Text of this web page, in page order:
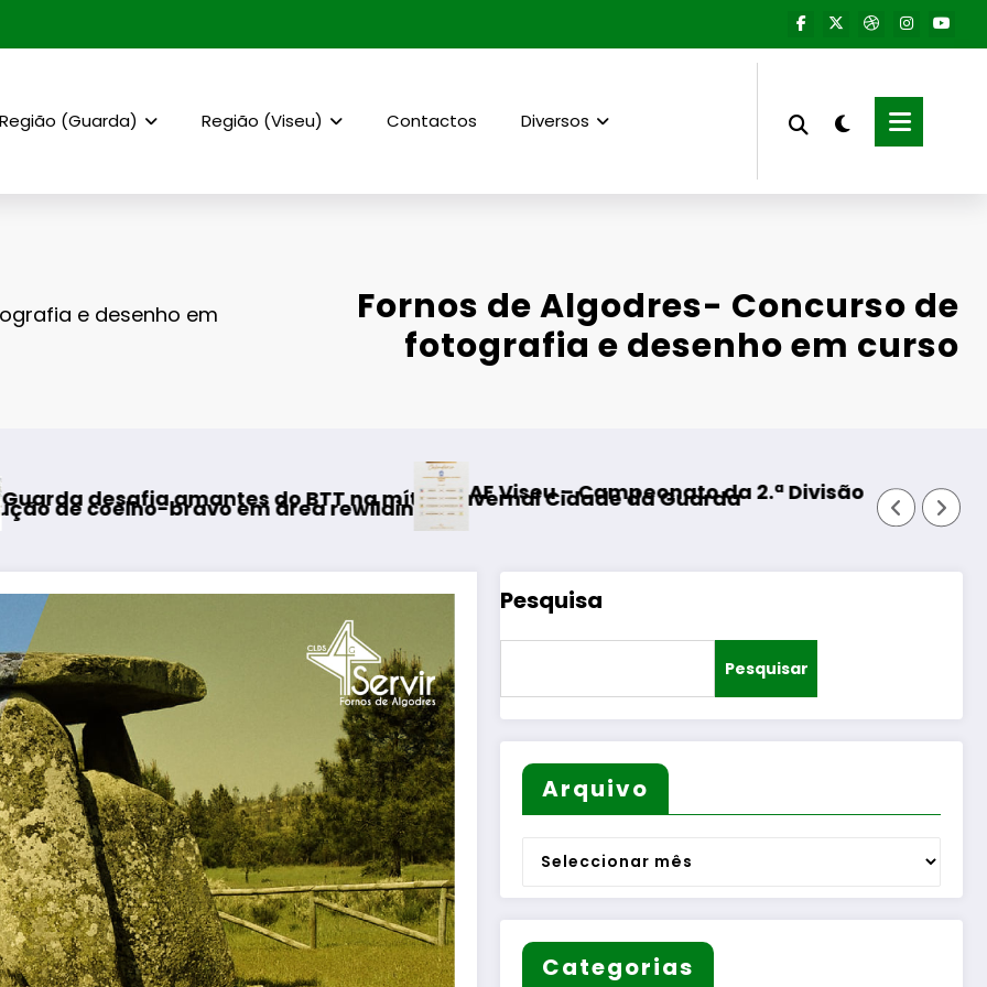
Região (Guarda) Região (Viseu) Contactos Diversos
e desenho em
Fornos de Algodres- Concurso de
fotografia e desenho em curso
rewilding
BTT na mítica Invernal Cidade da Guarda
AF Viseu – Campeonato da 2.ª Divisão Distrital – ISOJOFER sorteado
Fornos de Algodres – Momento
Pesquisa
Pesquisar
Arquivo
Arquivo
Categorias